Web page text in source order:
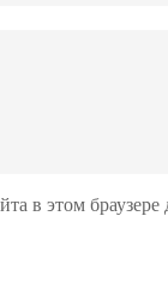
в этом